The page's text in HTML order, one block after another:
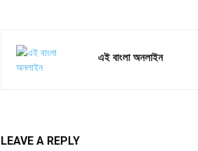
এই বাংলা অনলাইন
LEAVE A REPLY